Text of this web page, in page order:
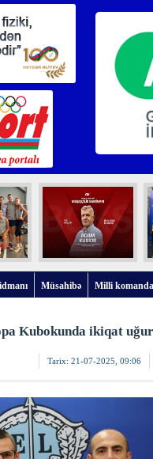
Müsahibə Milli
Kubokunda ikiqat uğur
Tarix: 21-07-2025, 09:06